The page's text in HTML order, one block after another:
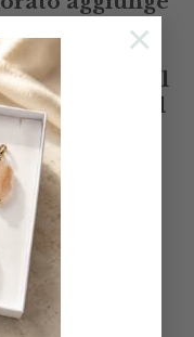
×
durabilità a
Indossa
dare vita al
bellezza del
sopra i 140€
di credito,